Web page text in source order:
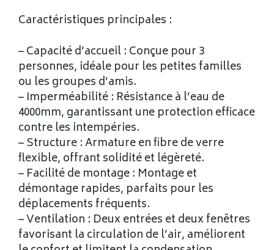
Caractéristiques principales :
– Capacité d’accueil : Conçue pour 3
personnes, idéale pour les petites familles
ou les groupes d’amis.
– Imperméabilité : Résistance à l’eau de
4000mm, garantissant une protection efficace
contre les intempéries.
– Structure : Armature en fibre de verre
flexible, offrant solidité et légèreté.
– Facilité de montage : Montage et
démontage rapides, parfaits pour les
déplacements fréquents.
– Ventilation : Deux entrées et deux fenêtres
favorisant la circulation de l’air, améliorent